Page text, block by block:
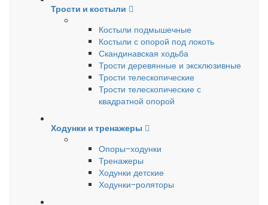
Трости и костыли
Костыли подмышечные
Костыли с опорой под локоть
Скандинавская ходьба
Трости деревянные и эксклюзивные
Трости телескопические
Трости телескопические с
квадратной опорой
Ходунки и тренажеры
Опоры-ходунки
Тренажеры
Ходунки детские
Ходунки-роляторы